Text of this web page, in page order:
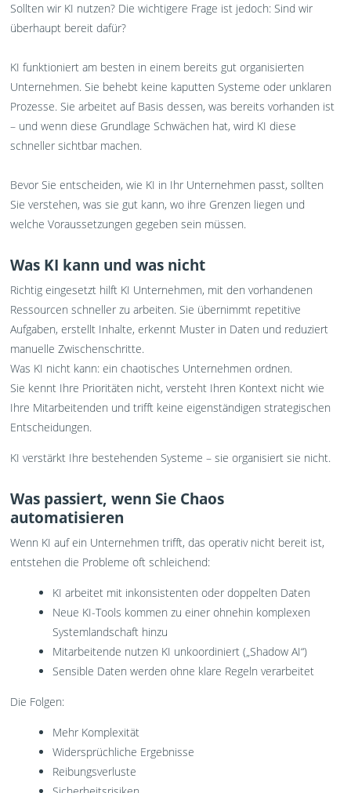
Sollten wir KI nutzen? Die wichtigere Frage ist jedoch: Sind wir
überhaupt bereit dafür?
KI funktioniert am besten in einem bereits gut organisierten
Unternehmen. Sie behebt keine kaputten Systeme oder unklaren
Prozesse. Sie arbeitet auf Basis dessen, was bereits vorhanden ist
– und wenn diese Grundlage Schwächen hat, wird KI diese
schneller sichtbar machen.
Bevor Sie entscheiden, wie KI in Ihr Unternehmen passt, sollten
Sie verstehen, was sie gut kann, wo ihre Grenzen liegen und
welche Voraussetzungen gegeben sein müssen.
Was KI kann und was nicht
Richtig eingesetzt hilft KI Unternehmen, mit den vorhandenen
Ressourcen schneller zu arbeiten. Sie übernimmt repetitive
Aufgaben, erstellt Inhalte, erkennt Muster in Daten und reduziert
manuelle Zwischenschritte.
Was KI nicht kann: ein chaotisches Unternehmen ordnen.
Sie kennt Ihre Prioritäten nicht, versteht Ihren Kontext nicht wie
Ihre Mitarbeitenden und trifft keine eigenständigen strategischen
Entscheidungen.
KI verstärkt Ihre bestehenden Systeme – sie organisiert sie nicht.
Was passiert, wenn Sie Chaos
automatisieren
Wenn KI auf ein Unternehmen trifft, das operativ nicht bereit ist,
entstehen die Probleme oft schleichend:
KI arbeitet mit inkonsistenten oder doppelten Daten
Neue KI-Tools kommen zu einer ohnehin komplexen
Systemlandschaft hinzu
Mitarbeitende nutzen KI unkoordiniert („Shadow AI“)
Sensible Daten werden ohne klare Regeln verarbeitet
Die Folgen:
Mehr Komplexität
Widersprüchliche Ergebnisse
Reibungsverluste